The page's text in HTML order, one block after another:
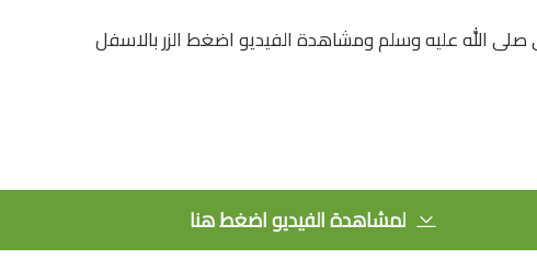
صلى الله عليه وسلم ومشاهدة الفيديو اضغط الزر بالاسفل
لمشاهدة الفيديو اضغط هنا